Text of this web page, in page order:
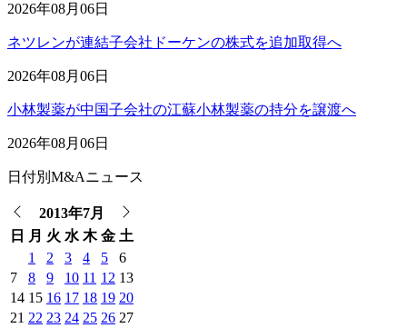
2026年08月06日
ネツレンが連結子会社ドーケンの株式を追加取得へ
2026年08月06日
小林製薬が中国子会社の江蘇小林製薬の持分を譲渡へ
2026年08月06日
日付別M&Aニュース
2013年7月
日
月 火 水 木 金 土
1
2 3 4 5
6
7
8 9 10 11 12 13
14 15 16 17 18 19 20
21 22 23 24 25 26 27